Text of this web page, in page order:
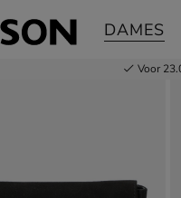
DAMES
Voor
Unisa Z-Dreaming
Schoudertas